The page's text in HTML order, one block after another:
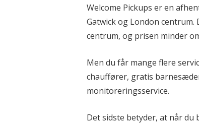
Welcome Pickups er en
Gatwick og London
centrum, og prisen minder
Men du får mange flere
chauffører, gratis
monitoreringsservice.
Det sidste betyder, at når du